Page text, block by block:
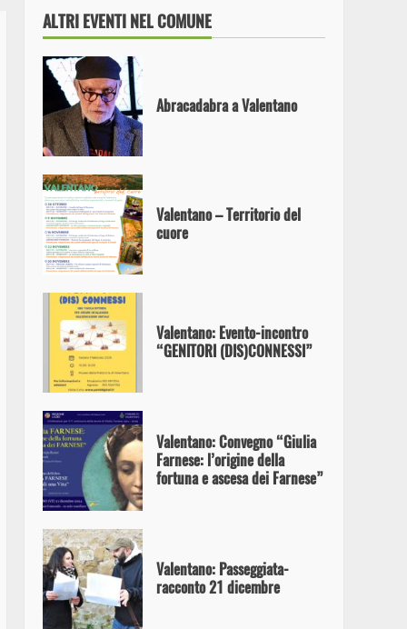
ALTRI EVENTI NEL COMUNE
Abracadabra a Valentano
Valentano – Territorio del
cuore
Valentano: Evento-incontro
“GENITORI (DIS)CONNESSI”
Valentano: Convegno “Giulia
Farnese: l’origine della
fortuna e ascesa dei Farnese”
Valentano: Passeggiata-
racconto 21 dicembre